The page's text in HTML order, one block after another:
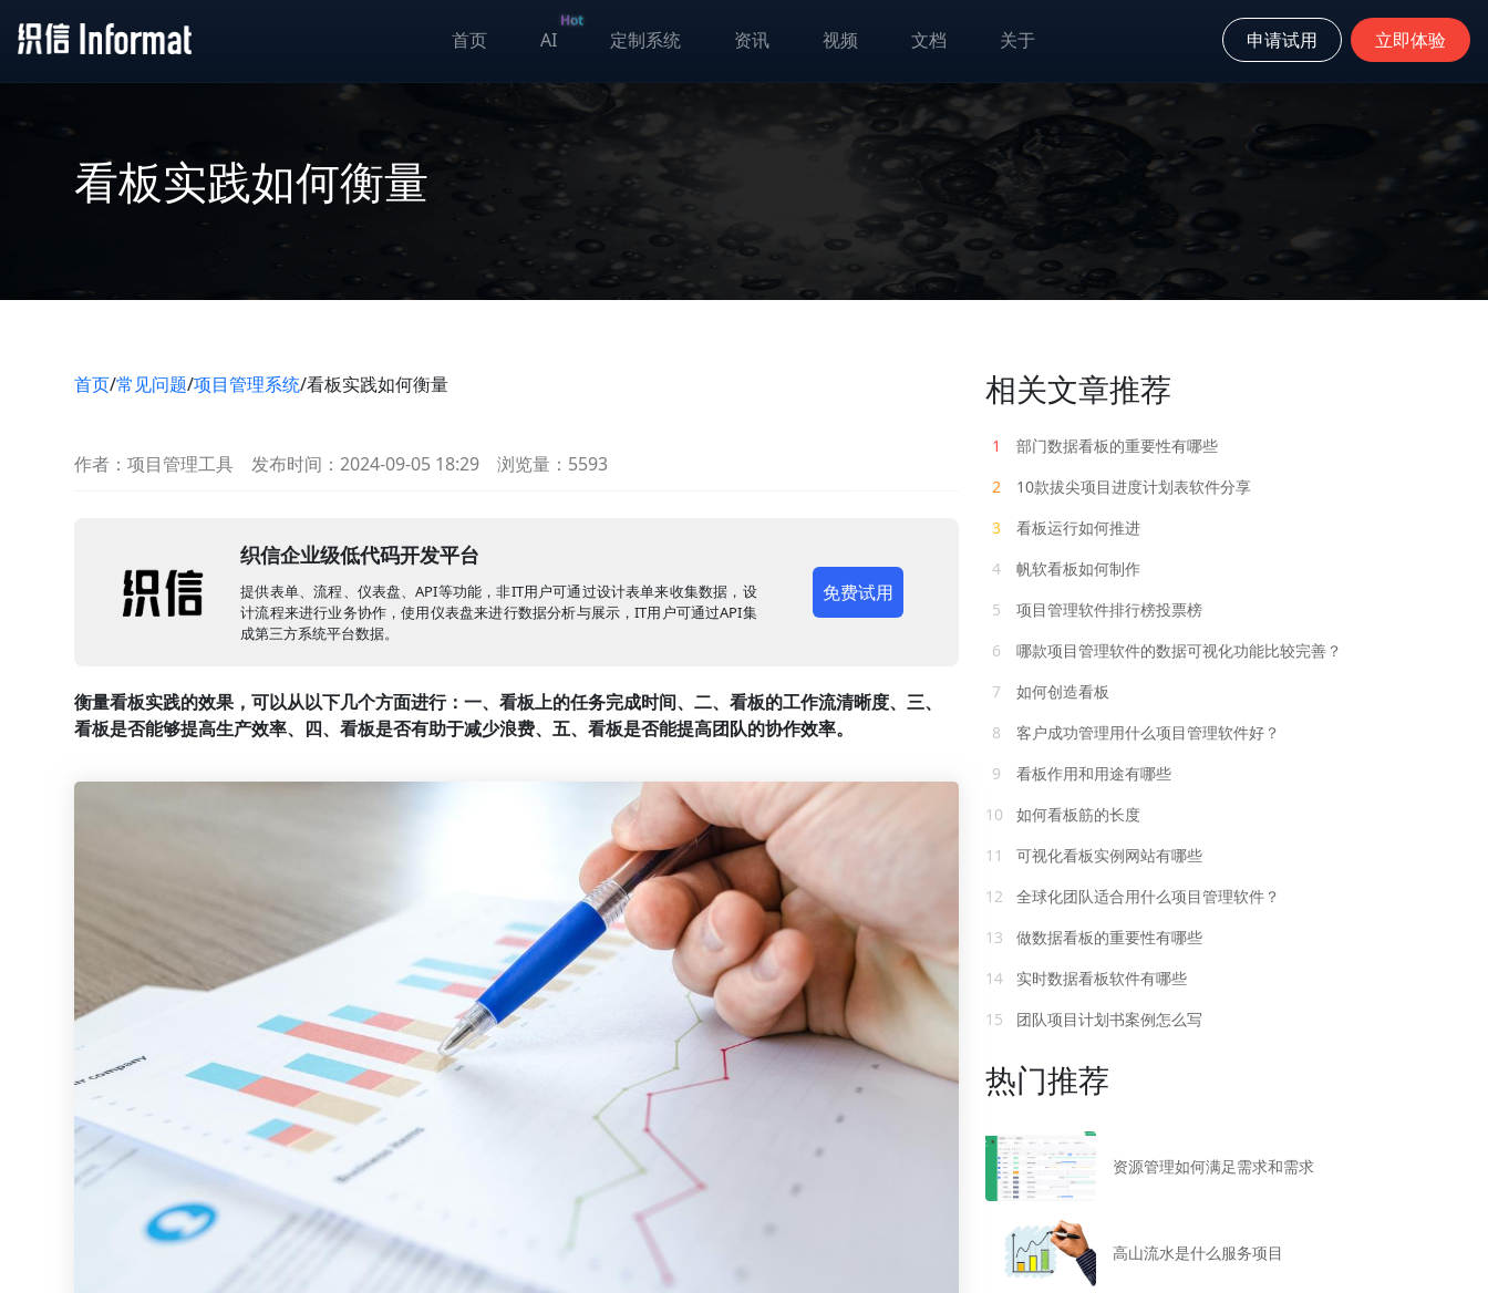
首页 AI
Hot
定制系统 资讯 视频 文档 关于 申请试用 立即体验
看板实践如何衡量
首页/常见问题/项目管理系统/看板实践如何衡量
作者：项目管理工具 发布时间：2024-09-05 18:29 浏览量：5593
织信企业级低代码开发平台
提供表单、流程、仪表盘、API等功能，非IT用户可通过设计表单来收集数据，设
计流程来进行业务协作，使用仪表盘来进行数据分析与展示，IT用户可通过API集
成第三方系统平台数据。
免费试用
衡量看板实践的效果，可以从以下几个方面进行：一、看板上的任务完成时间、二、看板的工作流清晰度、三、
看板是否能够提高生产效率、四、看板是否有助于减少浪费、五、看板是否能提高团队的协作效率。
相关文章推荐
1
部门数据看板的重要性有哪些
2
10款拔尖项目进度计划表软件分享
3
看板运行如何推进
4
帆软看板如何制作
5
项目管理软件排行榜投票榜
6
哪款项目管理软件的数据可视化功能比较完善？
7
如何创造看板
8
客户成功管理用什么项目管理软件好？
9
看板作用和用途有哪些
10
如何看板筋的长度
11
可视化看板实例网站有哪些
12
全球化团队适合用什么项目管理软件？
13
做数据看板的重要性有哪些
14
实时数据看板软件有哪些
15
团队项目计划书案例怎么写
热门推荐
资源管理如何满足需求和需求
高山流水是什么服务项目